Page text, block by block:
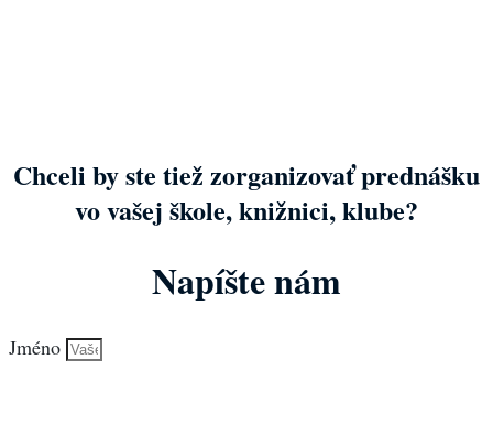
Chceli by ste tiež zorganizovať prednášku
vo vašej škole, knižnici, klube?
Napíšte nám
Jméno